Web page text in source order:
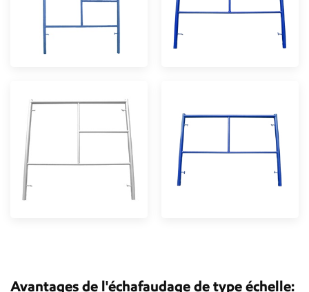
Avantages de l'échafaudage de type échelle: